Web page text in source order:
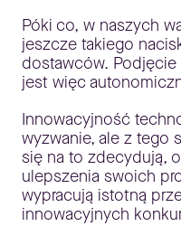
Póki co, w naszych
jeszcze takiego
dostawców. Podjęcie
jest więc
Innowacyjność
wyzwanie, ale z tego
się na to zdecydują,
ulepszenia swoich
wypracują istotną
innowacyjnych